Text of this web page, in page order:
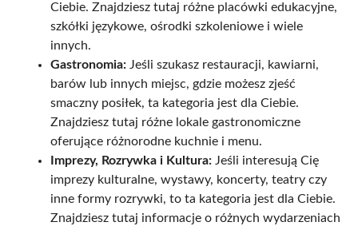
Ciebie. Znajdziesz tutaj różne placówki edukacyjne,
szkółki językowe, ośrodki szkoleniowe i wiele
innych.
Gastronomia: Jeśli szukasz restauracji, kawiarni,
barów lub innych miejsc, gdzie możesz zjeść
smaczny posiłek, ta kategoria jest dla Ciebie.
Znajdziesz tutaj różne lokale gastronomiczne
oferujące różnorodne kuchnie i menu.
Imprezy, Rozrywka i Kultura: Jeśli interesują Cię
imprezy kulturalne, wystawy, koncerty, teatry czy
inne formy rozrywki, to ta kategoria jest dla Ciebie.
Znajdziesz tutaj informacje o różnych wydarzeniach